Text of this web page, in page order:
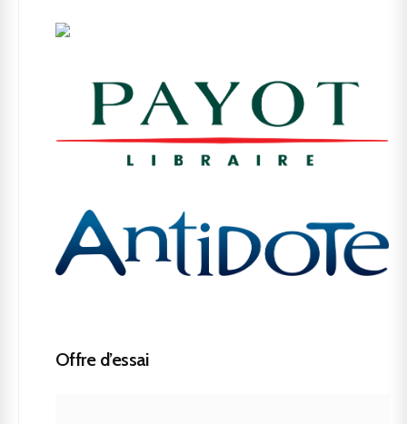
Offre d’essai